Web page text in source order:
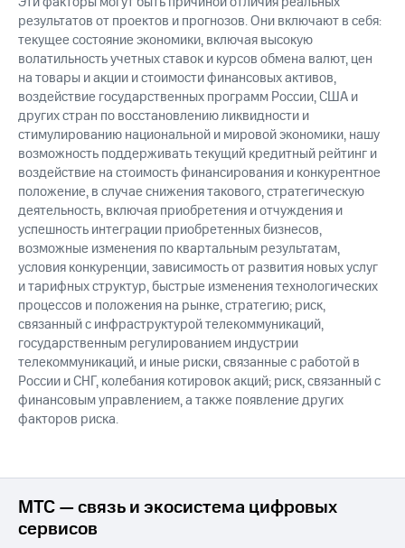
результатов от проектов и прогнозов. Они включают в себя:
текущее состояние экономики, включая высокую
волатильность учетных ставок и курсов обмена валют, цен
на товары и акции и стоимости финансовых активов,
воздействие государственных программ России, США и
других стран по восстановлению ликвидности и
стимулированию национальной и мировой экономики, нашу
возможность поддерживать текущий кредитный рейтинг и
воздействие на стоимость финансирования и конкурентное
положение, в случае снижения такового, стратегическую
деятельность, включая приобретения и отчуждения и
успешность интеграции приобретенных бизнесов,
возможные изменения по квартальным результатам,
условия конкуренции, зависимость от развития новых услуг
и тарифных структур, быстрые изменения технологических
процессов и положения на рынке, стратегию; риск,
связанный с инфраструктурой телекоммуникаций,
государственным регулированием индустрии
телекоммуникаций, и иные риски, связанные с работой в
России и СНГ, колебания котировок акций; риск, связанный с
финансовым управлением, а также появление других
факторов риска.
МТС — связь и экосистема цифровых
сервисов